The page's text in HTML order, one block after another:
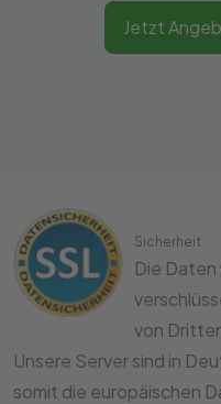
Jetzt
Sicherheit
Die
von
Unsere Server sind in
somit die europäischen